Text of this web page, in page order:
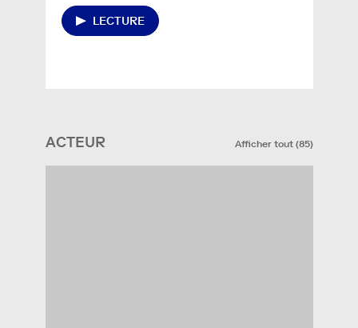
LECTURE
ACTEUR Afficher tout(85)